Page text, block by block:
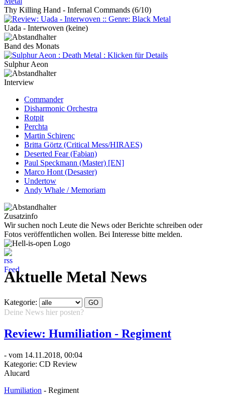
Thy Killing Hand - Infernal Commands (6/10)
Uada - Interwoven (keine)
Band des Monats
Sulphur Aeon
Interview
Commander
Disharmonic Orchestra
Rotpit
Perchta
Martin Schirenc
Britta Görtz (Critical Mess/HIRAES)
Deserted Fear (Fabian)
Paul Speckmann (Master) [EN]
Marco Hont (Desaster)
Undertow
Andy Whale / Memoriam
Zusatzinfo
Wir suchen noch Leute die News oder Berichte schreiben oder
Fotos veröffentlichen wollen. Bei Interesse bitte melden.
Aktuelle Metal News
Kategorie:
Deine News hier posten?
Review: Humiliation - Regiment
- vom 14.11.2018, 00:04
Kategorie: CD Review
Alucard
Humiliation - Regiment